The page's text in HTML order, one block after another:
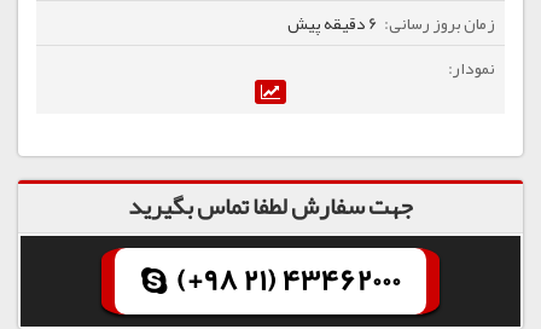
6 دقیقه پیش
جهت سفارش لطفا تماس بگیرید
(+98 21) 43462000